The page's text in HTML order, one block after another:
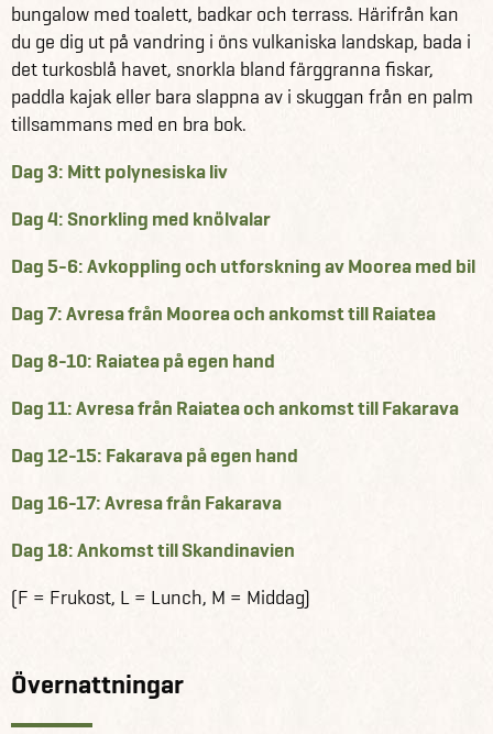
bungalow med toalett, badkar och terrass. Härifrån kan
du ge dig ut på vandring i öns vulkaniska landskap, bada i
det turkosblå havet, snorkla bland färggranna fiskar,
paddla kajak eller bara slappna av i skuggan från en palm
tillsammans med en bra bok.
Dag 3: Mitt polynesiska liv
Dag 4: Snorkling med knölvalar
Dag 5-6: Avkoppling och utforskning av Moorea med bil
Dag 7: Avresa från Moorea och ankomst till Raiatea
Dag 8-10: Raiatea på egen hand
Dag 11: Avresa från Raiatea och ankomst till Fakarava
Dag 12-15: Fakarava på egen hand
Dag 16-17: Avresa från Fakarava
Dag 18: Ankomst till Skandinavien
(F = Frukost, L = Lunch, M = Middag)
Övernattningar